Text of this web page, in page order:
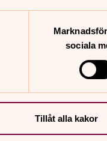
sociala
Tillåt alla kakor